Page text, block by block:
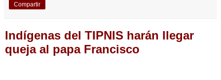
Compartir
Indígenas del TIPNIS harán llegar
queja al papa Francisco